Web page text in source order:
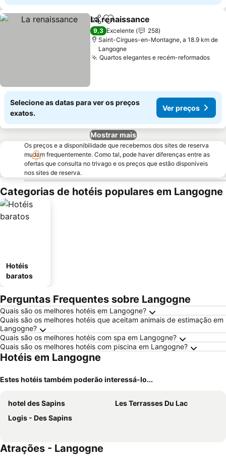
PartilharAdicionar aos favoritos
La renaissance
9,3 Excelente
258
Saint-Cirgues-en-Montagne, a 18.9 km de
Langogne
Quartos elegantes e recém-reformados
Selecione as datas para ver os preços
exatos.
Ver preços
Mostrar mais
Os preços e a disponibilidade que recebemos dos sites de reserva
mudam frequentemente. Como tal, pode haver diferenças entre as
ofertas que consulta no trivago e os preços que estão disponíveis
nos sites de reserva.
Categorias de hotéis populares em Langogne
Hotéis
baratos
Perguntas Frequentes sobre Langogne
Quais são os melhores hotéis em Langogne?
Quais são os melhores hotéis que aceitam animais de estimação em
Langogne?
Quais são os melhores hotéis com spa em Langogne?
Quais são os melhores hotéis com piscina em Langogne?
Hotéis em Langogne
Estes hotéis também poderão interessá-lo...
hotel des Sapins
Les Terrasses Du Lac
Logis - Des Sapins
Atrações - Langogne